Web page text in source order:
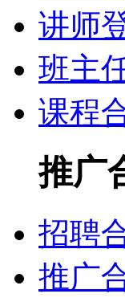
讲师
班主
课程
推广
招聘
推广